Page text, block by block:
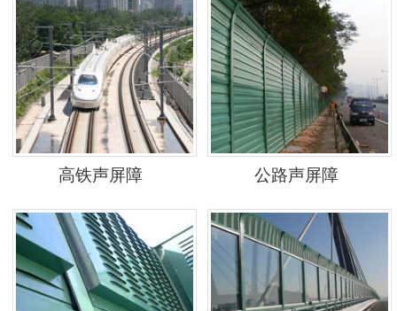
高铁声屏障 公路声屏障